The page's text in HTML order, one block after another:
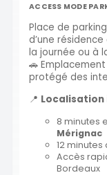
ACCESS MODE
Place de parking
d’une
la journée ou à
🚗 Emplacement
protégé des
📍 Localisation
8 minutes
Mérignac
12 minutes
Accès
Bordeaux